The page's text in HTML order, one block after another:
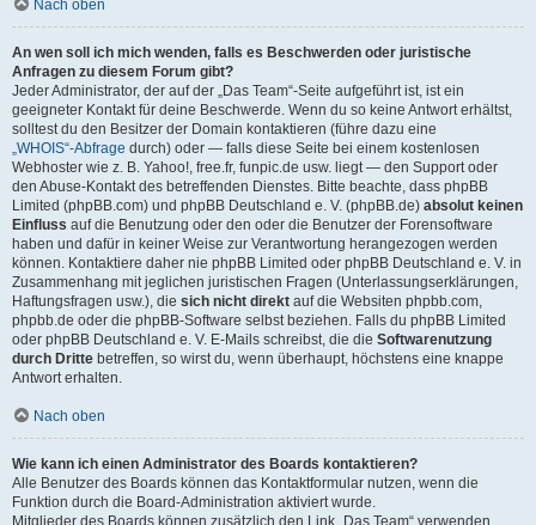
Nach oben
An wen soll ich mich wenden, falls es Beschwerden oder juristische
Anfragen zu diesem Forum gibt?
Jeder Administrator, der auf der „Das Team“-Seite aufgeführt ist, ist ein
geeigneter Kontakt für deine Beschwerde. Wenn du so keine Antwort erhältst,
solltest du den Besitzer der Domain kontaktieren (führe dazu eine
„WHOIS“-Abfrage durch) oder — falls diese Seite bei einem kostenlosen
Webhoster wie z. B. Yahoo!, free.fr, funpic.de usw. liegt — den Support oder
den Abuse-Kontakt des betreffenden Dienstes. Bitte beachte, dass phpBB
Limited (phpBB.com) und phpBB Deutschland e. V. (phpBB.de) absolut keinen
Einfluss auf die Benutzung oder den oder die Benutzer der Forensoftware
haben und dafür in keiner Weise zur Verantwortung herangezogen werden
können. Kontaktiere daher nie phpBB Limited oder phpBB Deutschland e. V. in
Zusammenhang mit jeglichen juristischen Fragen (Unterlassungserklärungen,
Haftungsfragen usw.), die sich nicht direkt auf die Websiten phpbb.com,
phpbb.de oder die phpBB-Software selbst beziehen. Falls du phpBB Limited
oder phpBB Deutschland e. V. E-Mails schreibst, die die Softwarenutzung
durch Dritte betreffen, so wirst du, wenn überhaupt, höchstens eine knappe
Antwort erhalten.
Nach oben
Wie kann ich einen Administrator des Boards kontaktieren?
Alle Benutzer des Boards können das Kontaktformular nutzen, wenn die
Funktion durch die Board-Administration aktiviert wurde.
Mitglieder des Boards können zusätzlich den Link „Das Team“ verwenden.